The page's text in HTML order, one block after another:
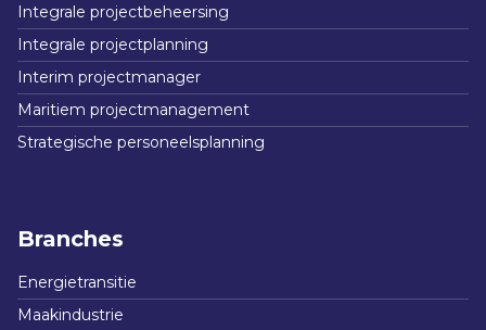
Integrale projectbeheersing
Integrale projectplanning
Interim projectmanager
Maritiem projectmanagement
Strategische personeelsplanning
Branches
Energietransitie
Maakindustrie